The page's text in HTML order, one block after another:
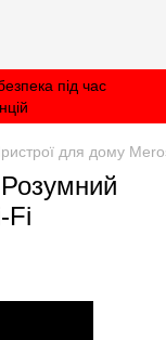
під час
для дому
Fi